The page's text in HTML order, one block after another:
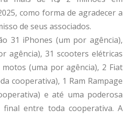
como forma de agradecer a
de seus associados.
31 iPhones (um por agência),
agência), 31 scooters elétricas
(uma por agência), 2 Fiat
cooperativa), 1 Ram Rampage
e até uma poderosa
entre toda cooperativa. A